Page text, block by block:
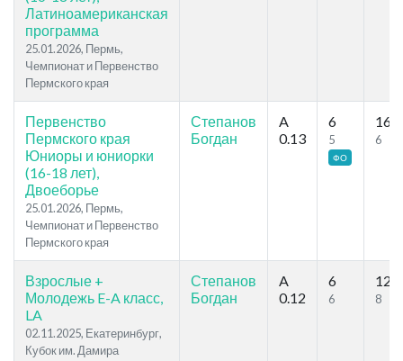
Латиноамериканская
программа
25.01.2026, Пермь,
Чемпионат и Первенство
Пермского края
Первенство
Пермского края
Юниоры и юниорки
(16-18 лет),
Двоеборье
25.01.2026, Пермь,
Чемпионат и Первенство
Пермского края
Степанов
Богдан
A
0.13
6
5
ФО
16
6
Взрослые +
Молодежь E-A класс,
LA
02.11.2025, Екатеринбург,
Кубок им. Дамира
Степанов
Богдан
A
0.12
6
6
12
8